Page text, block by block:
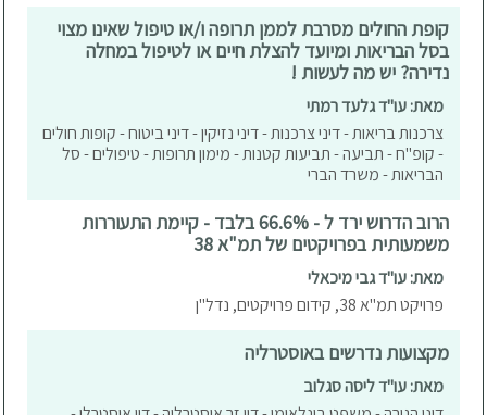
קופת החולים מסרבת לממן תרופה ו/או טיפול שאינו מצוי
בסל הבריאות ומיועד להצלת חיים או לטיפול במחלה
נדירה? יש מה לעשות !
מאת: עו"ד גלעד רמתי
צרכנות בריאות - דיני צרכנות - דיני נזיקין - דיני ביטוח - קופות חולים
- קופ"ח - תביעה - תביעות קטנות - מימון תרופות - טיפולים - סל
הבריאות - משרד הברי
הרוב הדרוש ירד ל - 66.6% בלבד - קיימת התעוררות
משמעותית בפרויקטים של תמ"א 38
מאת: עו"ד גבי מיכאלי
פרויקט תמ"א 38, קידום פרויקטים, נדל"ן
מקצועות נדרשים באוסטרליה
מאת: עו"ד ליסה סגלוב